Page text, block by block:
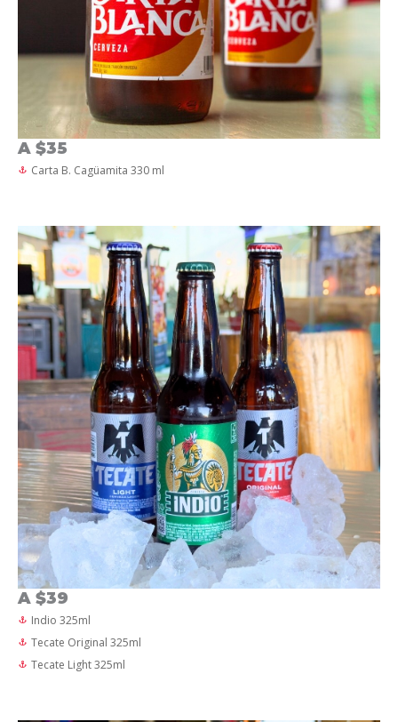
A $35
Carta B. Cagüamita 330 ml
A $39
Indio 325ml
Tecate Original 325ml
Tecate Light 325ml